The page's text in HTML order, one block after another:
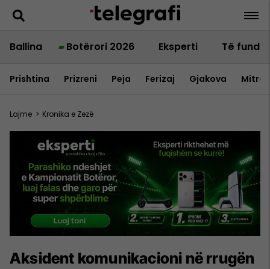
Ballina Botërori 2026 Eksperti Të fundit
Prishtina Prizreni Peja Ferizaj Gjakova
Lajme > Kronika e Zezë
Aksident komunikacioni në rrugën